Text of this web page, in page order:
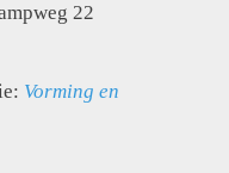
22
Vorming en